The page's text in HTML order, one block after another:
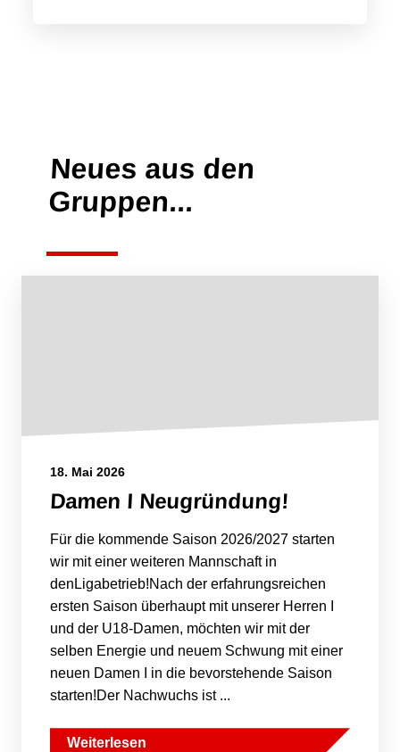
Neues aus den
Gruppen...
18. Mai 2026
Damen I Neugründung!
Für die kommende Saison 2026/2027 starten
wir mit einer weiteren Mannschaft in
denLigabetrieb!Nach der erfahrungsreichen
ersten Saison überhaupt mit unserer Herren I
und der U18-Damen, möchten wir mit der
selben Energie und neuem Schwung mit einer
neuen Damen I in die bevorstehende Saison
starten!Der Nachwuchs ist ...
Weiterlesen